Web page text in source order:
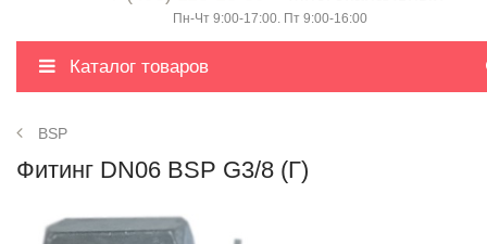
Пн-Чт 9:00-17:00. Пт 9:00-16:00
Каталог товаров
BSP
Фитинг DN06 BSP G3/8 (Г)